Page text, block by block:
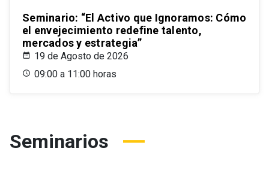
Seminario: “El Activo que Ignoramos: Cómo
el envejecimiento redefine talento,
mercados y estrategia”
19 de Agosto de 2026
09:00 a 11:00 horas
Seminarios